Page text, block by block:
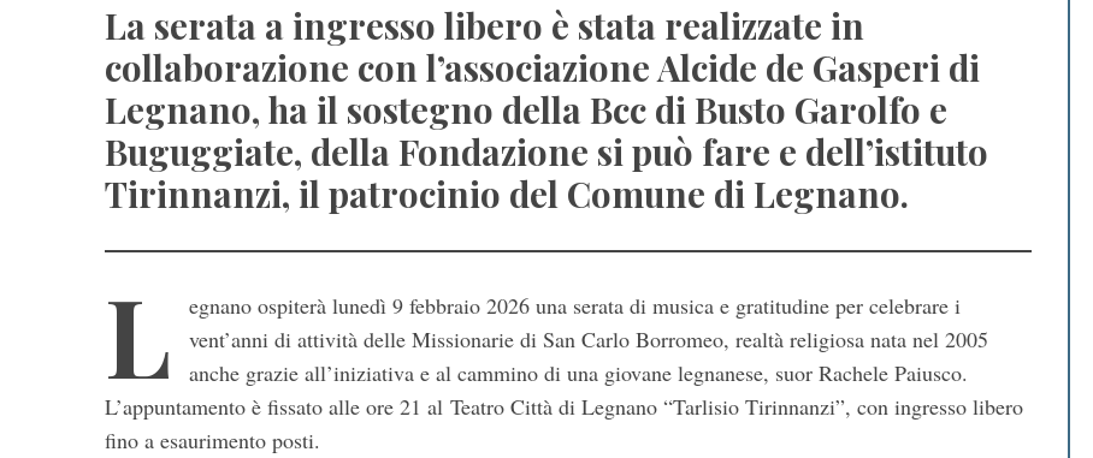
La serata a ingresso libero è stata realizzate in
collaborazione con l’associazione Alcide de Gasperi di
Legnano, ha il sostegno della Bcc di Busto Garolfo e
Buguggiate, della Fondazione si può fare e dell’istituto
Tirinnanzi, il patrocinio del Comune di Legnano.
L
egnano ospiterà lunedì 9 febbraio 2026 una serata di musica e gratitudine per celebrare i
vent’anni di attività delle Missionarie di San Carlo Borromeo, realtà religiosa nata nel 2005
anche grazie all’iniziativa e al cammino di una giovane legnanese, suor Rachele Paiusco.
L’appuntamento è fissato alle ore 21 al Teatro Città di Legnano “Tarlisio Tirinnanzi”, con ingresso libero
fino a esaurimento posti.